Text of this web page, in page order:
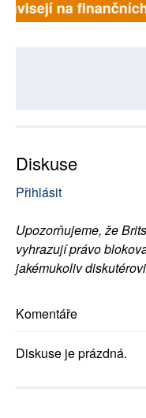
na
Diskuse
Přihlásit
Upozorňujeme, že
vyhrazují právo
jakémukoliv
Komentáře
Diskuse je prázdná.